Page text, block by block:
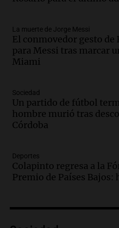
Episodios
Audio.Ley de
en el Congreso
comunicacional del
Episodios
Audio.Casabindo se
celebración única:
tradicional Toreo de
Audio. Borges,
"Tres hombres se lo
hacerle preguntas y
Episodios
La muerte de Jorge Messi
El conmovedor gesto de
para Messi tras marcar
Miami
Sociedad
Un partido de fútbol
hombre murió tras
Córdoba
Deportes
Colapinto regresa a la
Premio de Países Bajos: